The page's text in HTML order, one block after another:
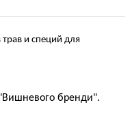
трав и специй для
бренди".